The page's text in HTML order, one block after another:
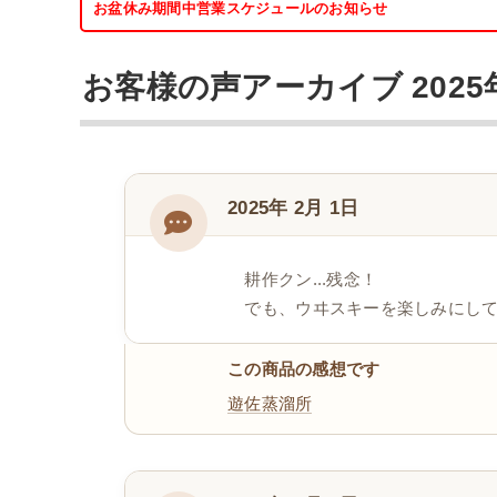
お盆休み期間中営業スケジュールのお知らせ
お客様の声アーカイブ 2025
2025年 2月 1日
耕作クン...残念！
でも、ウヰスキーを楽しみにして
この商品の感想です
遊佐蒸溜所